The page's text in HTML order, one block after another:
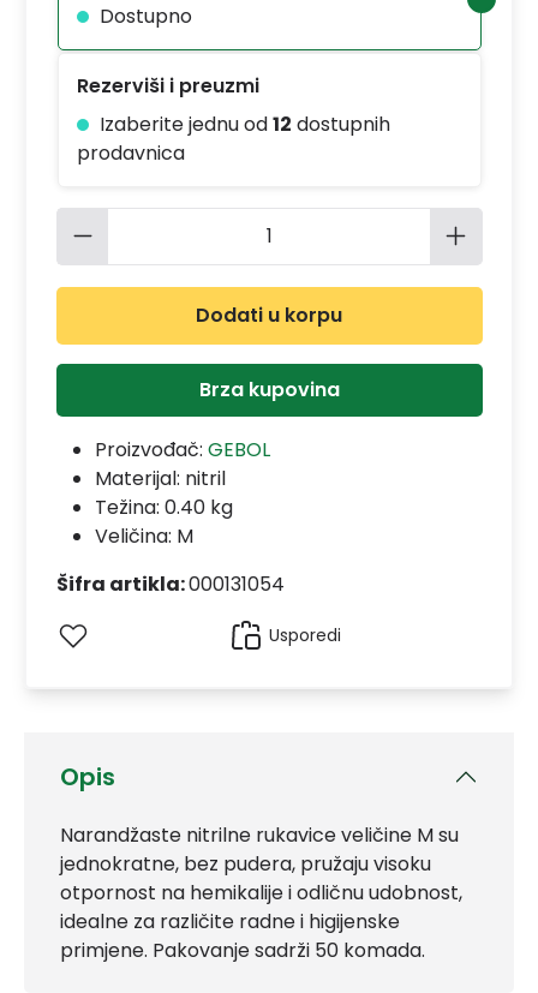
Opis
Narandžaste nitrilne rukavice veličine M su
jednokratne, bez pudera, pružaju visoku
otpornost na hemikalije i odličnu udobnost,
idealne za različite radne i higijenske
primjene. Pakovanje sadrži 50 komada.
Dostupno
Rezerviši i preuzmi
Izaberite jednu od12 dostupnih
prodavnica
Količina proizvoda: Unesite
Dodati u korpu
Brza kupovina
Proizvođač: GEBOL
Materijal: nitril
Težina: 0.40 kg
Veličina: M
Šifra artikla:000131054
Usporedi